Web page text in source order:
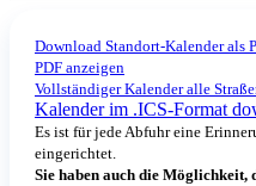
Download Standort-Kalender als
PDF anzeigen
Vollständiger Kalender alle
Kalender im .ICS-Format
Es ist für jede Abfuhr eine
eingerichtet.
Sie haben auch die Möglichkeit,